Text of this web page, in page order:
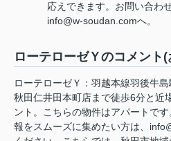
応えできます。お問い合わ
info@w-soudan.comへ。
ローテローゼＹのコメント
ローテローゼＹ：羽越本線羽後牛
秋田仁井田本町店まで徒歩6分と近
ント。こちらの物件はアパートで
報をスムーズに集めたい方は、